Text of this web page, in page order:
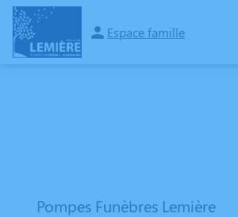
Espace famille
NOS SERVICES NOS AGENCES
Pompes Funèbres Lemière